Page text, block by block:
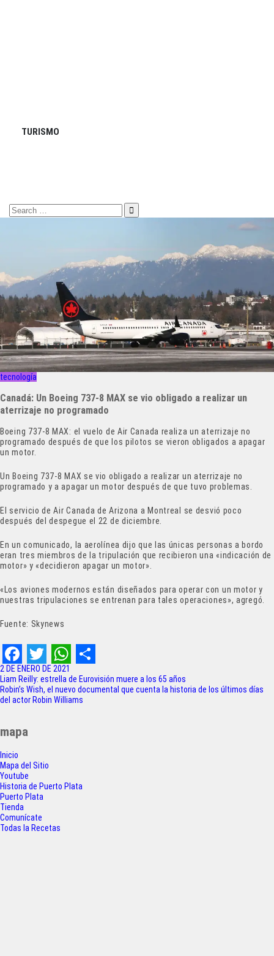
TURISMO
Search
for:
tecnología
Canadá: Un Boeing 737-8 MAX se vio obligado a realizar un
aterrizaje no programado
Boeing 737-8 MAX: el vuelo de Air Canada realiza un aterrizaje no
programado después de que los pilotos se vieron obligados a apagar
un motor.
Un Boeing 737-8 MAX se vio obligado a realizar un aterrizaje no
programado y a apagar un motor después de que tuvo problemas.
El servicio de Air Canada de Arizona a Montreal se desvió poco
después del despegue el 22 de diciembre.
En un comunicado, la aerolínea dijo que las únicas personas a bordo
eran tres miembros de la tripulación que recibieron una «indicación de
motor» y «decidieron apagar un motor».
«Los aviones modernos están diseñados para operar con un motor y
nuestras tripulaciones se entrenan para tales operaciones», agregó.
Fuente: Skynews
F
a
e
b
o
o
k
T
w
t
e
r
W
h
p
S
h
2 DE ENERO DE 2021
Navegación
de
Liam Reilly: estrella de Eurovisión muere a los 65 años
Robin’s Wish, el nuevo documental que cuenta la historia de los últimos días
del actor Robin Williams
mapa
Inicio
Mapa del Sitio
Youtube
Historia de Puerto Plata
Puerto Plata
Tienda
Comunícate
Todas la Recetas